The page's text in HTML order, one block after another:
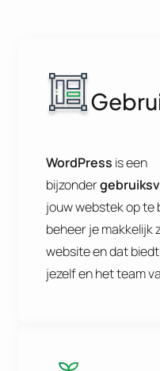
WordPress is een
bijzonder
jouw webstek op te
beheer je makkelijk
website en dat
jezelf en het team